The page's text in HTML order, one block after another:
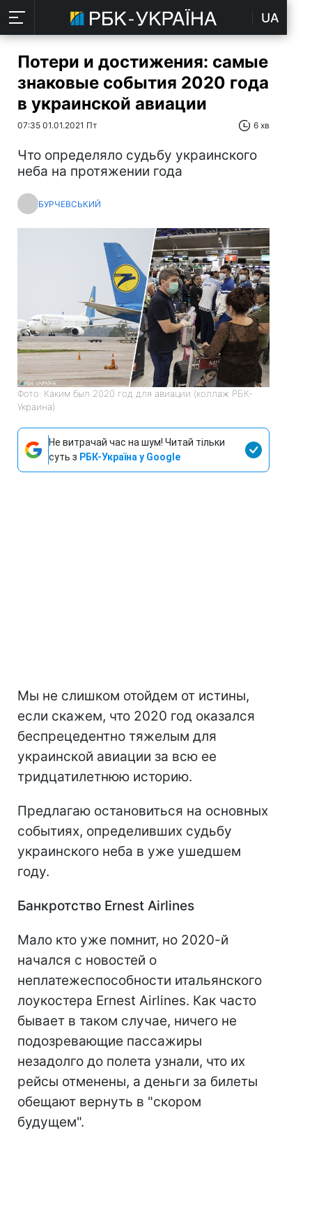
UA
Потери и достижения: самые
знаковые события 2020 года
в украинской авиации
07:35 01.01.2021 Пт 6 хв
Что определяло судьбу украинского
неба на протяжении года
БУРЧЕВСЬКИЙ
Фото: Каким был 2020 год для авиации (коллаж РБК-
Украина)
Не витрачай час на шум! Читай тільки
суть з РБК-Україна у Google
Мы не слишком отойдем от истины,
если скажем, что 2020 год оказался
беспрецедентно тяжелым для
украинской авиации за всю ее
тридцатилетнюю историю.
Предлагаю остановиться на основных
событиях, определивших судьбу
украинского неба в уже ушедшем
году.
Банкротство Ernest Airlines
Мало кто уже помнит, но 2020-й
начался с новостей о
неплатежеспособности итальянского
лоукостера Ernest Airlines. Как часто
бывает в таком случае, ничего не
подозревающие пассажиры
незадолго до полета узнали, что их
рейсы отменены, а деньги за билеты
обещают вернуть в "скором
будущем".